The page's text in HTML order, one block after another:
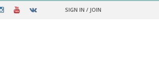
SIGN IN / JOIN